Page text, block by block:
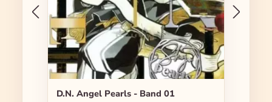
D.N. Angel Pearls - Band 01